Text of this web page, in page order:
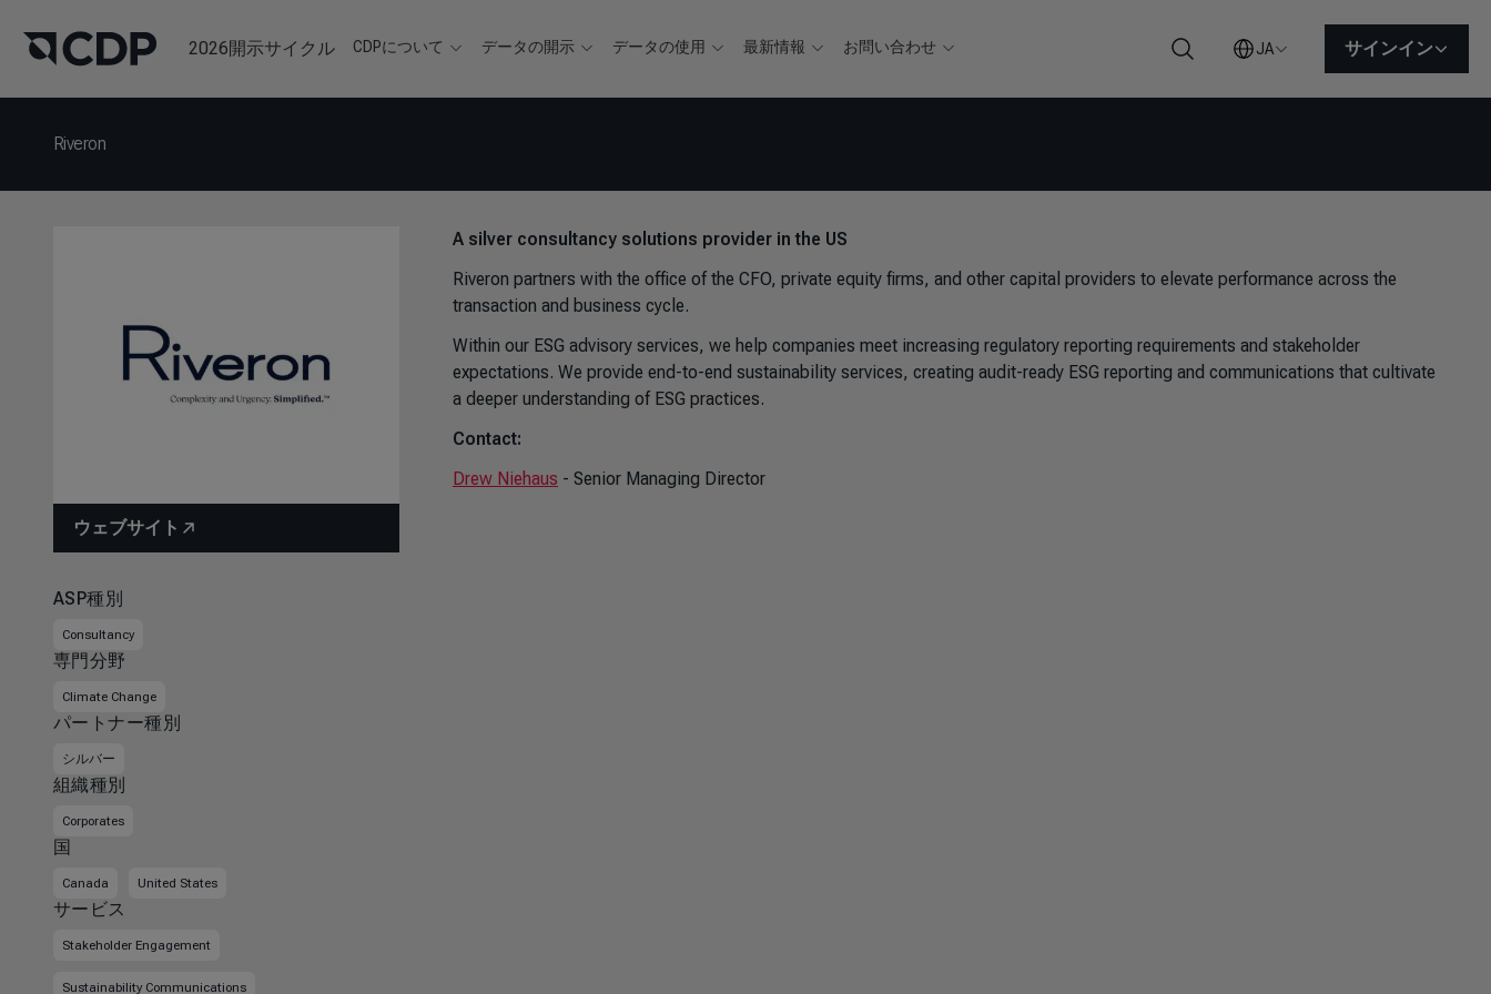
2026開示サイクル CDPについて データの開示 データの使用 最新情報 お問い合わせ
検索
JA サインイン
Riveron
ウェブサイト
ASP種別
Consultancy
専門分野
Climate Change
パートナー種別
シルバー
組織種別
Corporates
国
Canada United States
サービス
Stakeholder Engagement
Sustainability Communications
A silver consultancy solutions provider in the US
Riveron partners with the office of the CFO, private equity firms, and other capital providers to elevate performance across the
transaction and business cycle.
Within our ESG advisory services, we help companies meet increasing regulatory reporting requirements and stakeholder
expectations. We provide end-to-end sustainability services, creating audit-ready ESG reporting and communications that cultivate
a deeper understanding of ESG practices.
Contact:
Drew Niehaus - Senior Managing Director